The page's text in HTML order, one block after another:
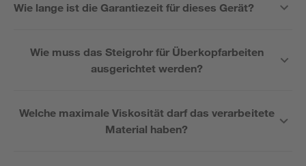
Wie lange ist die Garantiezeit für dieses Gerät?
Wie muss das Steigrohr für Überkopfarbeiten
ausgerichtet werden?
Welche maximale Viskosität darf das verarbeitete
Material haben?